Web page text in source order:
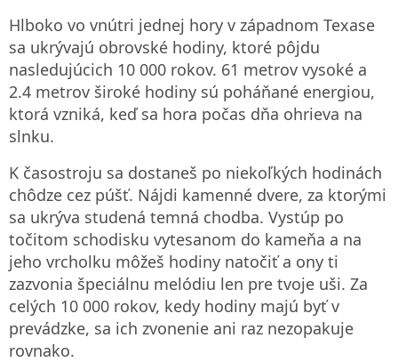
Hlboko vo vnútri jednej hory v západnom Texase
sa ukrývajú obrovské hodiny, ktoré pôjdu
nasledujúcich 10 000 rokov. 61 metrov vysoké a
2.4 metrov široké hodiny sú poháňané energiou,
ktorá vzniká, keď sa hora počas dňa ohrieva na
slnku.
K časostroju sa dostaneš po niekoľkých hodinách
chôdze cez púšť. Nájdi kamenné dvere, za ktorými
sa ukrýva studená temná chodba. Vystúp po
točitom schodisku vytesanom do kameňa a na
jeho vrcholku môžeš hodiny natočiť a ony ti
zazvonia špeciálnu melódiu len pre tvoje uši. Za
celých 10 000 rokov, kedy hodiny majú byť v
prevádzke, sa ich zvonenie ani raz nezopakuje
rovnako.